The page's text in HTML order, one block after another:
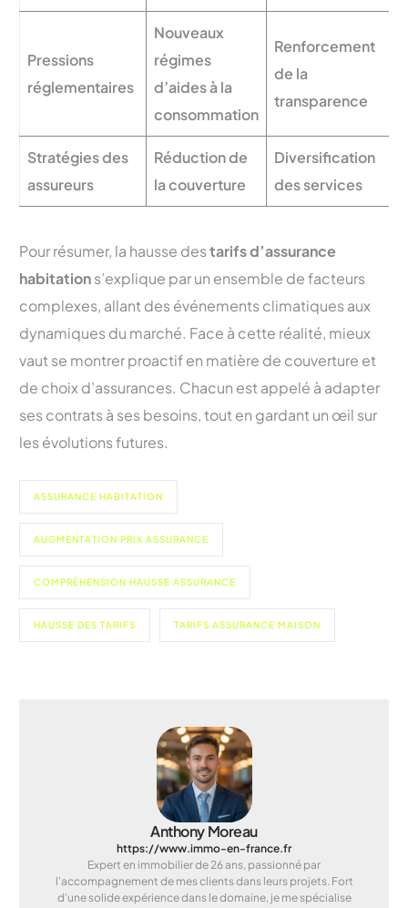
Pressions
réglementaires
Nouveaux
régimes
d’aides à la
consommation
Renforcement
de la
transparence
Stratégies des
assureurs
Réduction de
la couverture
Diversification
des services
Pour résumer, la hausse destarifs d’assurance
habitations’explique par un ensemble de facteurs
complexes, allant des événements climatiques aux
dynamiques du marché. Face à cette réalité, mieux
vaut se montrer proactif en matière de couverture et
de choix d’assurances. Chacun est appelé à adapter
ses contrats à ses besoins, tout en gardant un œil sur
les évolutions futures.
ASSURANCE HABITATION
AUGMENTATION PRIX ASSURANCE
COMPRÉHENSION HAUSSE ASSURANCE
HAUSSE DES TARIFS TARIFS ASSURANCE MAISON
Anthony Moreau
https://www.immo-en-france.fr
Expert en immobilier de 26 ans, passionné par
l'accompagnement de mes clients dans leurs projets. Fort
d'une solide expérience dans le domaine, je me spécialise